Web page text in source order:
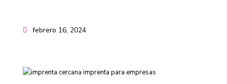
febrero 16, 2024